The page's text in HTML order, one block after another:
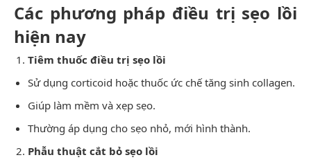
Các phương pháp điều trị sẹo lồi
hiện nay
Tiêm thuốc điều trị sẹo lồi
Sử dụng corticoid hoặc thuốc ức chế tăng sinh collagen.
Giúp làm mềm và xẹp sẹo.
Thường áp dụng cho sẹo nhỏ, mới hình thành.
Phẫu thuật cắt bỏ sẹo lồi